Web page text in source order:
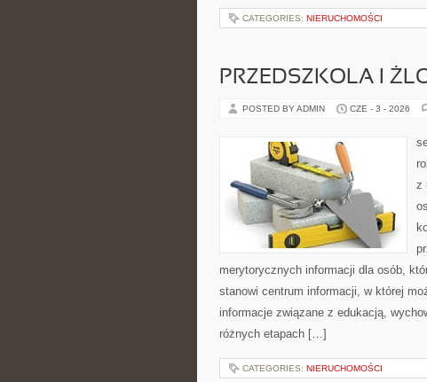
CATEGORIES: NIERUCHOMOŚCI
PRZEDSZKOLA I
POSTED BY ADMIN CZE - 3 - 2026
z
merytorycznych informacji dla osób,
stanowi centrum informacji, w której
informacje związane z edukacją,
różnych etapach […]
CATEGORIES: NIERUCHOMOŚCI